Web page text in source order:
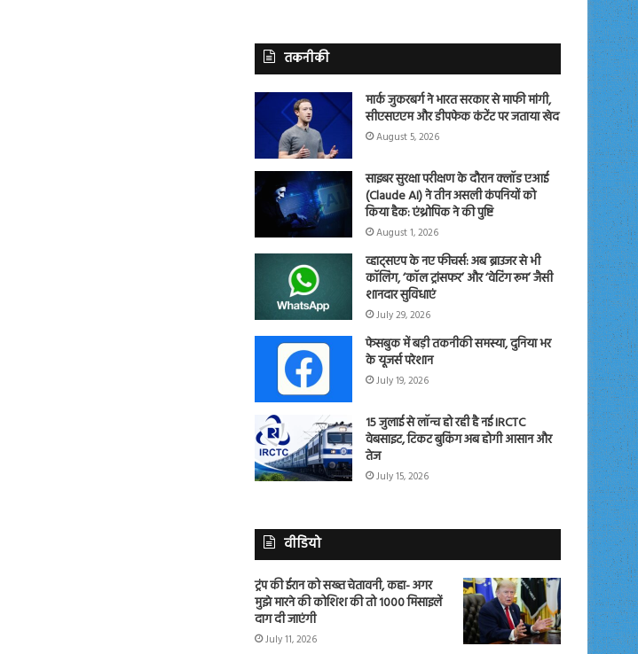
तकनीकी
मार्क जुकरबर्ग ने भारत सरकार से माफी मांगी,
सीएसएएम और डीपफेक कंटेंट पर जताया खेद
August 5, 2026
साइबर सुरक्षा परीक्षण के दौरान क्लॉड एआई
(Claude AI) ने तीन असली कंपनियों को
किया हैक: एंथ्रोपिक ने की पुष्टि
August 1, 2026
व्हाट्सएप के नए फीचर्स: अब ब्राउजर से भी
कॉलिंग, ‘कॉल ट्रांसफर’ और ‘वेटिंग रूम’ जैसी
शानदार सुविधाएं
July 29, 2026
फेसबुक में बड़ी तकनीकी समस्या, दुनिया भर
के यूजर्स परेशान
July 19, 2026
15 जुलाई से लॉन्च हो रही है नई IRCTC
वेबसाइट, टिकट बुकिंग अब होगी आसान और
तेज
July 15, 2026
वीडियो
ट्रंप की ईरान को सख्त चेतावनी, कहा- अगर
मुझे मारने की कोशिश की तो 1000 मिसाइलें
दाग दी जाएंगी
July 11, 2026